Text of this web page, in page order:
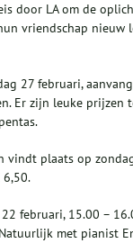
door LA om de
vriendschap nieuw
27 februari,
Er zijn leuke prijzen
vindt plaats op
6,50.
22 februari, 15.00 –
met pianist